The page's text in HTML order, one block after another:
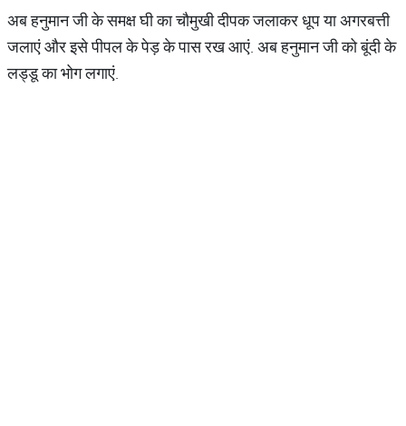
अब हनुमान जी के समक्ष घी का चौमुखी दीपक जलाकर धूप या अगरबत्ती
जलाएं और इसे पीपल के पेड़ के पास रख आएं. अब हनुमान जी को बूंदी के
लड्डू का भोग लगाएं.